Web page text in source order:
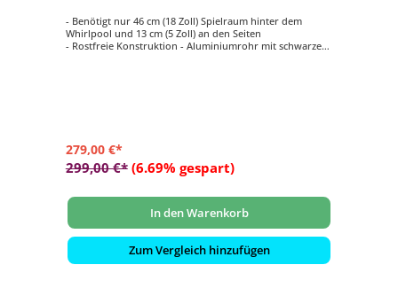
- Benötigt nur 46 cm (18 Zoll) Spielraum hinter dem
Whirlpool und 13 cm (5 Zoll) an den Seiten
- Rostfreie Konstruktion - Aluminiumrohr mit schwarzer
279,00 €*
299,00 €* (6.69% gespart)
In den Warenkorb
Zum Vergleich hinzufügen